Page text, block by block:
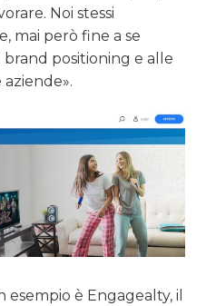
Noi stessi
mai però fine a se
brand positioning e alle
esempio è Engagealty, il